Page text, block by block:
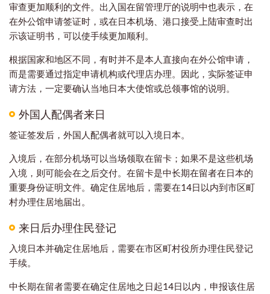
审查更加顺利的文件。出入国在留管理厅的说明中也表示，在
在外公馆申请签证时，或在日本机场、港口接受上陆审查时出
示该证明书，可以使手续更加顺利。
根据国家和地区不同，有时并不是本人直接向在外公馆申请，
而是需要通过指定申请机构或代理店办理。因此，实际签证申
请方法，一定要确认当地日本大使馆或总领事馆的说明。
外国人配偶者来日
签证签发后，外国人配偶者就可以入境日本。
入境后，在部分机场可以当场领取在留卡；如果不是这些机场
入境，则可能会在之后交付。在留卡是中长期在留者在日本的
重要身份证明文件。确定住居地后，需要在14日以内到市区町
村办理住居地届出。
来日后办理住民登记
入境日本并确定住居地后，需要在市区町村役所办理住民登记
手续。
中长期在留者需要在确定住居地之日起14日以内，申报该住居